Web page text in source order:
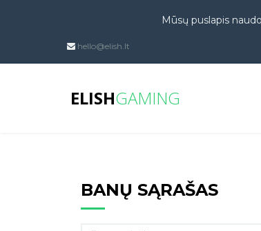
Mūsų puslapis
hello@elish.lt
ELISHGAMING
BANŲ SĄRAŠAS